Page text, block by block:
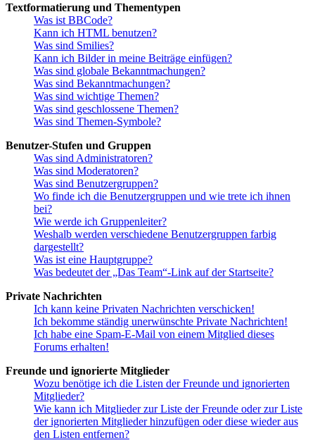
Textformatierung und Thementypen
Was ist BBCode?
Kann ich HTML benutzen?
Was sind Smilies?
Kann ich Bilder in meine Beiträge einfügen?
Was sind globale Bekanntmachungen?
Was sind Bekanntmachungen?
Was sind wichtige Themen?
Was sind geschlossene Themen?
Was sind Themen-Symbole?
Benutzer-Stufen und Gruppen
Was sind Administratoren?
Was sind Moderatoren?
Was sind Benutzergruppen?
Wo finde ich die Benutzergruppen und wie trete ich ihnen
bei?
Wie werde ich Gruppenleiter?
Weshalb werden verschiedene Benutzergruppen farbig
dargestellt?
Was ist eine Hauptgruppe?
Was bedeutet der „Das Team“-Link auf der Startseite?
Private Nachrichten
Ich kann keine Privaten Nachrichten verschicken!
Ich bekomme ständig unerwünschte Private Nachrichten!
Ich habe eine Spam-E-Mail von einem Mitglied dieses
Forums erhalten!
Freunde und ignorierte Mitglieder
Wozu benötige ich die Listen der Freunde und ignorierten
Mitglieder?
Wie kann ich Mitglieder zur Liste der Freunde oder zur Liste
der ignorierten Mitglieder hinzufügen oder diese wieder aus
den Listen entfernen?